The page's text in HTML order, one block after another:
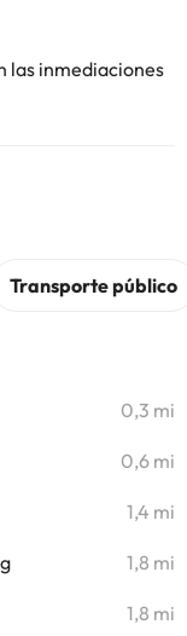
las inmediaciones
0,3 mi
0,6 mi
1,4 mi
1,8 mi
1,8 mi